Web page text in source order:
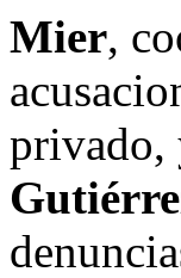
Mier,
privado,